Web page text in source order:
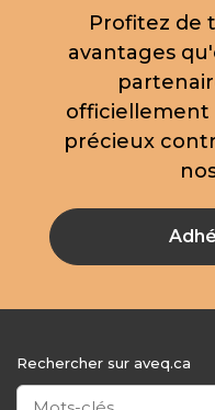
Profitez de
avantages
officiellement
précieux
Rechercher sur aveq.ca